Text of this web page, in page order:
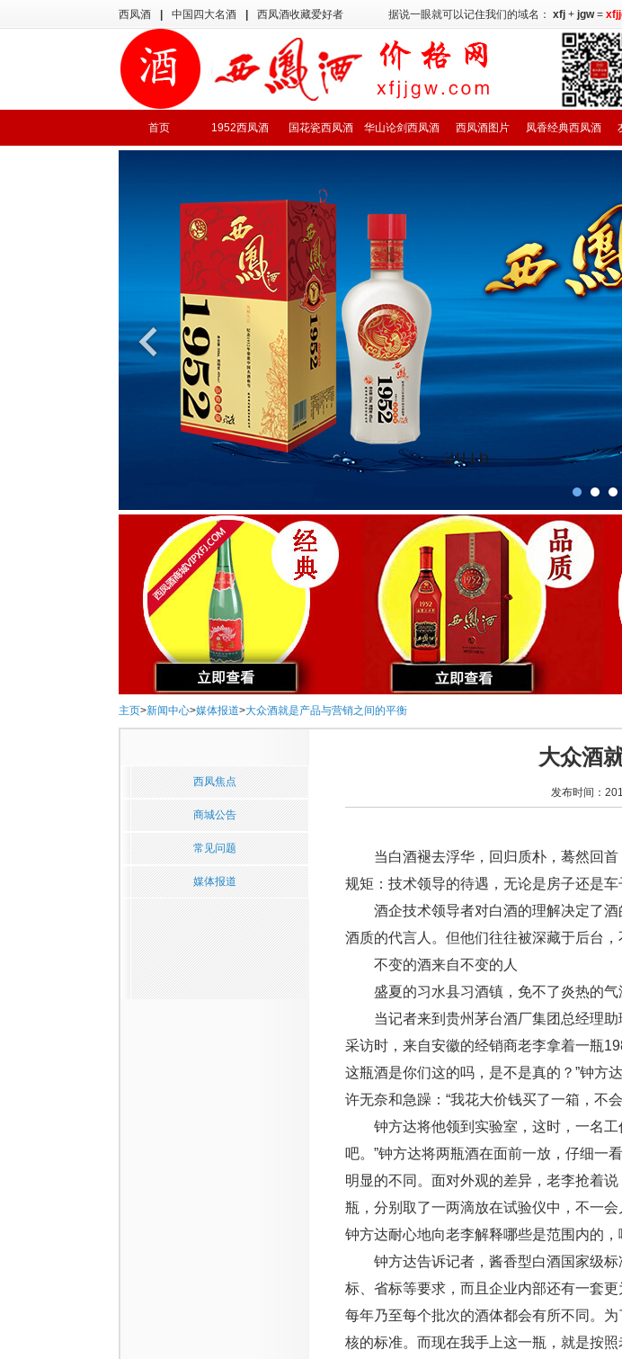
西凤酒 中国四大名酒 西凤酒收藏爱好者 据说一眼就可以记住我们的域名： xfj + jgw=
首页 1952西凤酒 国花瓷西凤酒 华山论剑西凤酒 西凤酒图片 凤香经典西凤酒
主页>新闻中心>媒体报道>大众酒就是产品与营销之间的平衡
西凤焦点
商城公告
常见问题
媒体报道
大众酒
发布时间：
当白酒褪去浮华，回归质朴，蓦然回首
规矩：技术领导的待遇，无论是房子还是车
酒企技术领导者对白酒的理解决定了酒
酒质的代言人。但他们往往被深藏于后台
不变的酒来自不变的人
盛夏的习水县习酒镇，免不了炎热的气
当记者来到贵州茅台酒厂集团总经理助
采访时，来自安徽的经销商老李拿着一瓶
这瓶酒是你们这的吗，是不是真的？”钟方
许无奈和急躁：“我花大价钱买了一箱，不
钟方达将他领到实验室，这时，一名工
吧。”钟方达将两瓶酒在面前一放，仔细一
明显的不同。面对外观的差异，老李抢着
瓶，分别取了一两滴放在试验仪中，不一
钟方达耐心地向老李解释哪些是范围内的
钟方达告诉记者，酱香型白酒国家级标
标、省标等要求，而且企业内部还有一套
每年乃至每个批次的酒体都会有所不同。
核的标准。而现在我手上这一瓶，就是按